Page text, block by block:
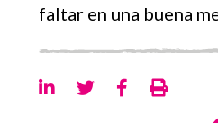
faltar en una buena